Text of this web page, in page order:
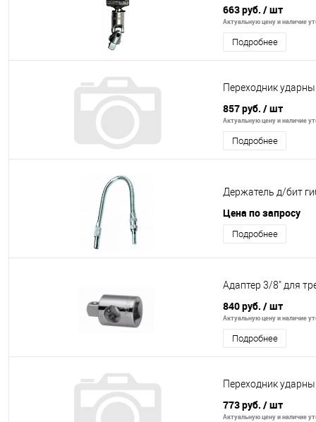
663 руб. / шт
Актуальную цену и наличие
Подробнее
Переходник
857 руб. / шт
Актуальную цену и наличие
Подробнее
Держатель д/бит
Цена по запросу
Подробнее
Адаптер 3/8" для
840 руб. / шт
Актуальную цену и наличие
Подробнее
Переходник
773 руб. / шт
Актуальную цену и наличие